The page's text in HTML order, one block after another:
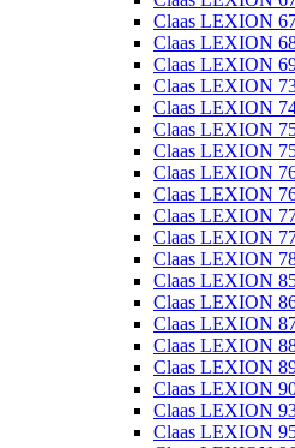
Claas LEXION
Claas LEXION
Claas LEXION
Claas LEXION
Claas LEXION
Claas LEXION
Claas LEXION
Claas LEXION
Claas LEXION
Claas LEXION
Claas LEXION
Claas LEXION
Claas LEXION
Claas LEXION
Claas LEXION
Claas LEXION
Claas LEXION
Claas LEXION
Claas LEXION
Claas LEXION